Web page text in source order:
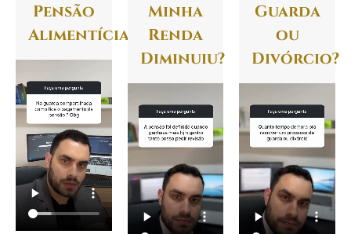
Pensão
Alimentícia?
Minha
Renda
Diminuiu?
Guarda
ou
Divórcio?